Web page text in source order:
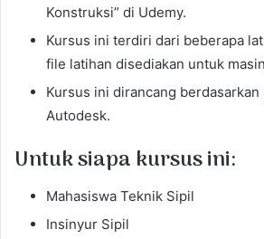
Konstruksi” di Udemy.
Kursus ini terdiri dari beberapa
file latihan disediakan untuk
Kursus ini dirancang
Autodesk.
Untuk siapa kursus ini:
Mahasiswa Teknik Sipil
Insinyur Sipil